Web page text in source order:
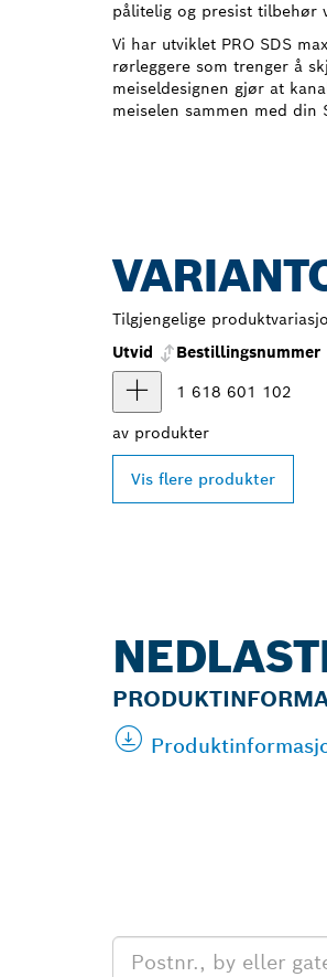
pålitelig og presist tilbehør
Vi har utviklet PRO SDS
rørleggere som trenger å
meiseldesignen gjør at
meiselen sammen med din
Tilgjengelige
Utvid
Bestillingsnummer
1 618 601 102
av produkter
Vis flere produkter